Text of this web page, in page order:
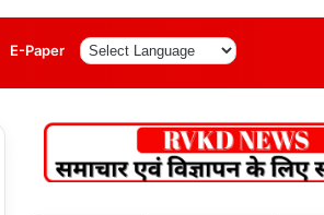
E-Paper